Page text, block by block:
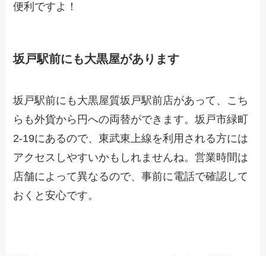
便利ですよ！
坂戸駅前にも大黒屋があります
坂戸駅前にも大黒屋質坂戸駅前店があって、こち
らも外貨から円への両替ができます。坂戸市緑町
2-19にあるので、東武東上線を利用される方には
アクセスしやすいかもしれませんね。営業時間は
店舗によって異なるので、事前に電話で確認して
おくと安心です。